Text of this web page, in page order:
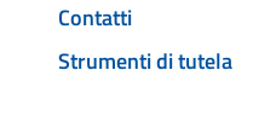
Contatti
Strumenti di tutela